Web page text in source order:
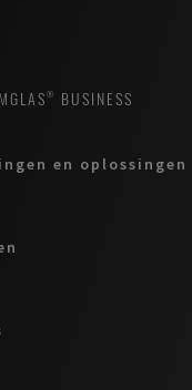
BUSINESS
en oplossingen